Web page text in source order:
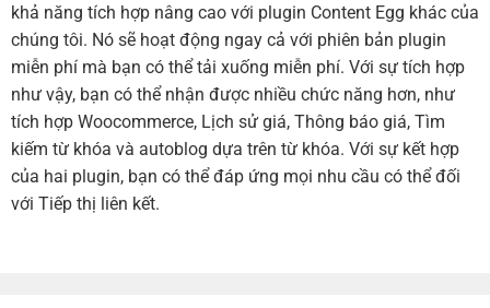
khả năng tích hợp nâng cao với plugin Content Egg khác của
chúng tôi. Nó sẽ hoạt động ngay cả với phiên bản plugin
miễn phí mà bạn có thể tải xuống miễn phí. Với sự tích hợp
như vậy, bạn có thể nhận được nhiều chức năng hơn, như
tích hợp Woocommerce, Lịch sử giá, Thông báo giá, Tìm
kiếm từ khóa và autoblog dựa trên từ khóa. Với sự kết hợp
của hai plugin, bạn có thể đáp ứng mọi nhu cầu có thể đối
với Tiếp thị liên kết.